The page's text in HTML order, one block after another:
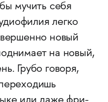
мучить себя
легко
новый
на новый,
Грубо говоря,